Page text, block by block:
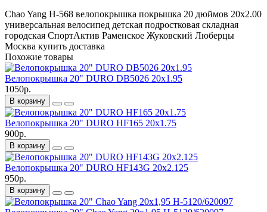
Chao Yang H-568 велопокрышка покрышка 20 дюймов 20x2.00
универсальная велосипед детская подростковая складная
городская СпортАктив Раменское Жуковский Люберцы
Москва купить доставка
Похожие товары
Велопокрышка 20" DURO DB5026 20x1.95
1050р.
В корзину
Велопокрышка 20" DURO HF165 20x1.75
900р.
В корзину
Велопокрышка 20" DURO HF143G 20x2.125
950р.
В корзину